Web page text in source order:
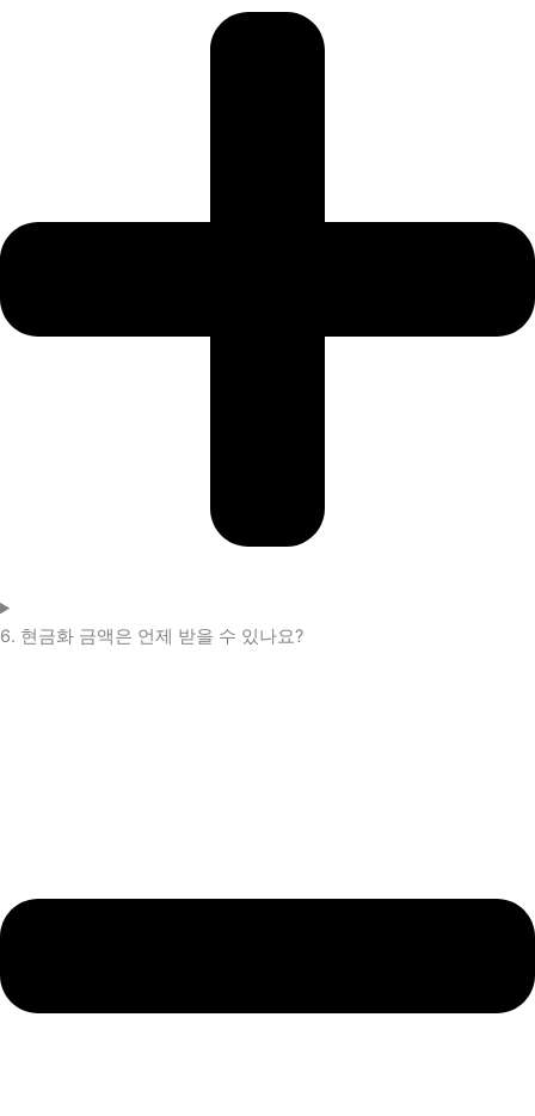
6. 현금화 금액은 언제 받을 수 있나요?